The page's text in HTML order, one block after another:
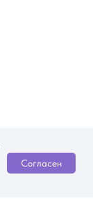
Согласен